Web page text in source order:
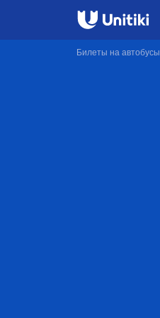
Билеты на автобусы